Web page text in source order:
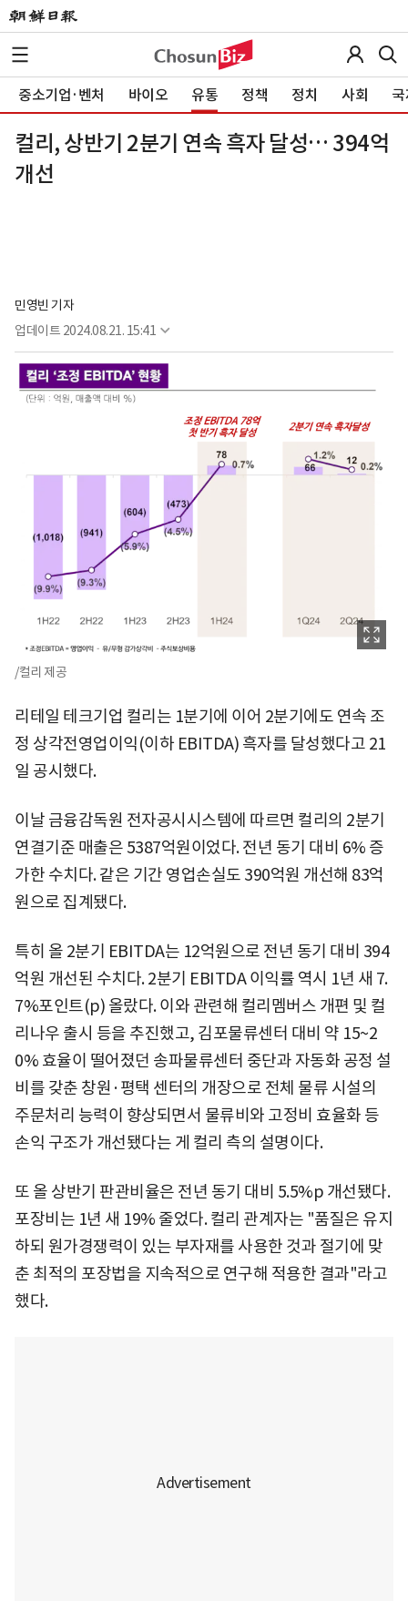
중소기업·벤처 바이오 유통 정책 정치 사회
컬리, 상반기 2분기 연속 흑자 달성… 394억
개선
민영빈 기자
업데이트 2024.08.21. 15:41
/컬리 제공
리테일 테크기업 컬리는 1분기에 이어 2분기에도 연속 조
정 상각전영업이익(이하 EBITDA) 흑자를 달성했다고 21
일 공시했다.
이날 금융감독원 전자공시시스템에 따르면 컬리의 2분기
연결기준 매출은 5387억원이었다. 전년 동기 대비 6% 증
가한 수치다. 같은 기간 영업손실도 390억원 개선해 83억
원으로 집계됐다.
특히 올 2분기 EBITDA는 12억원으로 전년 동기 대비 394
억원 개선된 수치다. 2분기 EBITDA 이익률 역시 1년 새 7.
7%포인트(p) 올랐다. 이와 관련해 컬리멤버스 개편 및 컬
리나우 출시 등을 추진했고, 김포물류센터 대비 약 15~2
0% 효율이 떨어졌던 송파물류센터 중단과 자동화 공정 설
비를 갖춘 창원·평택 센터의 개장으로 전체 물류 시설의
주문처리 능력이 향상되면서 물류비와 고정비 효율화 등
손익 구조가 개선됐다는 게 컬리 측의 설명이다.
또 올 상반기 판관비율은 전년 동기 대비 5.5%p 개선됐다.
포장비는 1년 새 19% 줄었다. 컬리 관계자는 "품질은 유지
하되 원가경쟁력이 있는 부자재를 사용한 것과 절기에 맞
춘 최적의 포장법을 지속적으로 연구해 적용한 결과"라고
했다.